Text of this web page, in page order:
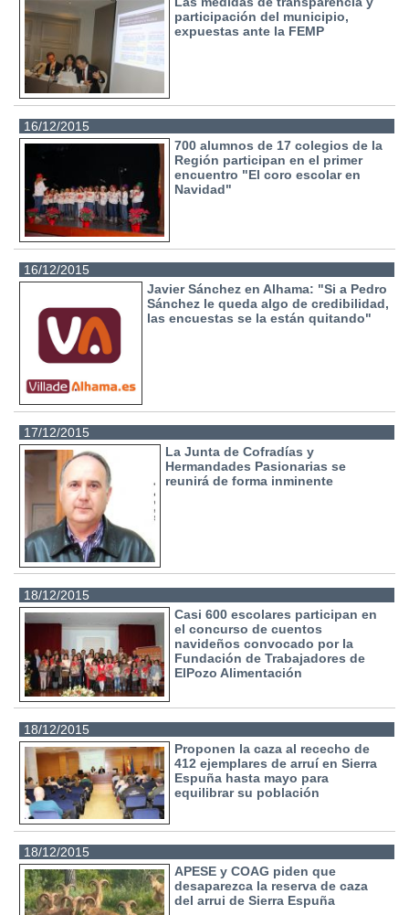
participación del municipio,
expuestas ante la FEMP
16/12/2015
700 alumnos de 17 colegios de la
Región participan en el primer
encuentro "El coro escolar en
Navidad"
16/12/2015
Javier Sánchez en Alhama: "Si a Pedro
Sánchez le queda algo de credibilidad,
las encuestas se la están quitando"
17/12/2015
La Junta de Cofradías y
Hermandades Pasionarias se
reunirá de forma inminente
18/12/2015
Casi 600 escolares participan en
el concurso de cuentos
navideños convocado por la
Fundación de Trabajadores de
ElPozo Alimentación
18/12/2015
Proponen la caza al rececho de
412 ejemplares de arruí en Sierra
Espuña hasta mayo para
equilibrar su población
18/12/2015
APESE y COAG piden que
desaparezca la reserva de caza
del arrui de Sierra Espuña